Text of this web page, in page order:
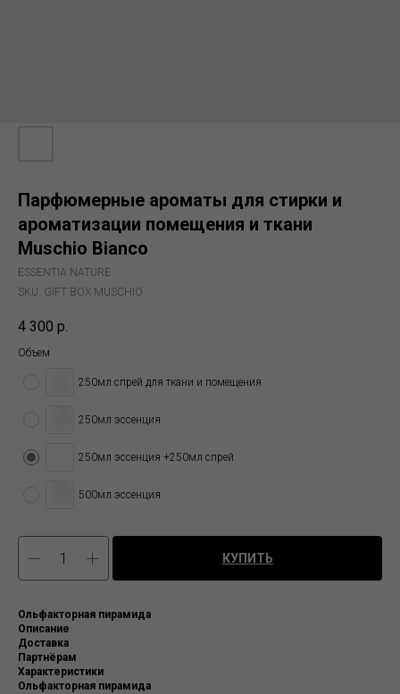
Парфюмерные ароматы для стирки и
ароматизации помещения и ткани
Muschio Bianco
ESSENTIA NATURE
SKU: GIFT BOX MUSCHIO
4 300 р.
Объем
250мл спрей для ткани и помещения
250мл эссенция
250мл эссенция +250мл спрей
500мл эссенция
КУПИТЬ
Ольфакторная пирамида
Описание
Доставка
Партнёрам
Характеристики
Ольфакторная пирамида